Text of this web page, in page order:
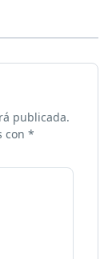
publicada.
con *